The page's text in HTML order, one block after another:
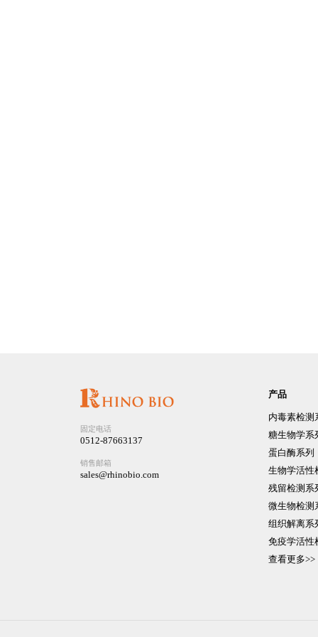
固定电话
0512-87663137
销售邮箱
sales@rhinobio.com
产品
内毒素检测
糖生物学系
蛋白酶系列
生物学活性
残留检测系
微生物检测
组织解离系
免疫学活性
查看更多>>